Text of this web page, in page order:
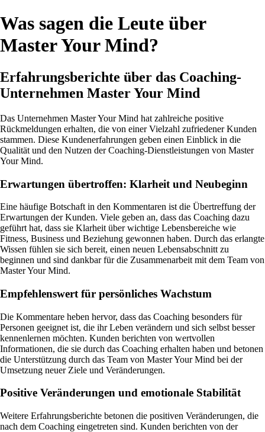
Was sagen die Leute über
Master Your Mind?
Erfahrungsberichte über das Coaching-
Unternehmen Master Your Mind
Das Unternehmen Master Your Mind hat zahlreiche positive
Rückmeldungen erhalten, die von einer Vielzahl zufriedener Kunden
stammen. Diese Kundenerfahrungen geben einen Einblick in die
Qualität und den Nutzen der Coaching-Dienstleistungen von Master
Your Mind.
Erwartungen übertroffen: Klarheit und Neubeginn
Eine häufige Botschaft in den Kommentaren ist die Übertreffung der
Erwartungen der Kunden. Viele geben an, dass das Coaching dazu
geführt hat, dass sie Klarheit über wichtige Lebensbereiche wie
Fitness, Business und Beziehung gewonnen haben. Durch das erlangte
Wissen fühlen sie sich bereit, einen neuen Lebensabschnitt zu
beginnen und sind dankbar für die Zusammenarbeit mit dem Team von
Master Your Mind.
Empfehlenswert für persönliches Wachstum
Die Kommentare heben hervor, dass das Coaching besonders für
Personen geeignet ist, die ihr Leben verändern und sich selbst besser
kennenlernen möchten. Kunden berichten von wertvollen
Informationen, die sie durch das Coaching erhalten haben und betonen
die Unterstützung durch das Team von Master Your Mind bei der
Umsetzung neuer Ziele und Veränderungen.
Positive Veränderungen und emotionale Stabilität
Weitere Erfahrungsberichte betonen die positiven Veränderungen, die
nach dem Coaching eingetreten sind. Kunden berichten von der